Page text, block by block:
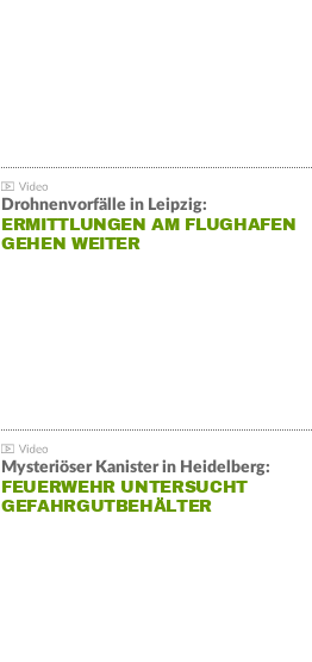
Drohnenvorfälle in Leipzig:
ERMITTLUNGEN AM FLUGHAFEN
GEHEN WEITER
Mysteriöser Kanister in Heidelberg:
FEUERWEHR UNTERSUCHT
GEFAHRGUTBEHÄLTER